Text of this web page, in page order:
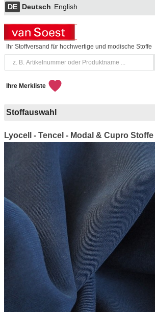
DE Deutsch English
Ihr Stoffversand für hochwertige und modische Stoffe
Ihre Merkliste
Stoffauswahl
Lyocell - Tencel - Modal & Cupro Stoffe